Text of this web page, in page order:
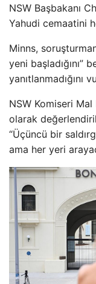
NSW Başbakanı
Yahudi cemaatini
Minns,
yeni başladığını”
yanıtlanmadığını
NSW Komiseri Mal
olarak
“Üçüncü bir
ama her yeri